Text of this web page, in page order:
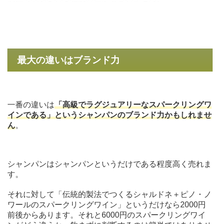
最大の違いはブランド力
一番の違いは「高級でラグジュアリーなスパークリングワ
インである」というシャンパンのブランド力かもしれませ
ん。
シャンパンはシャンパンというだけである程度高く売れま
す。
それに対して「伝統的製法でつくるシャルドネ＋ピノ・ノ
ワールのスパークリングワイン」というだけなら2000円
前後からあります。それと6000円のスパークリングワイ